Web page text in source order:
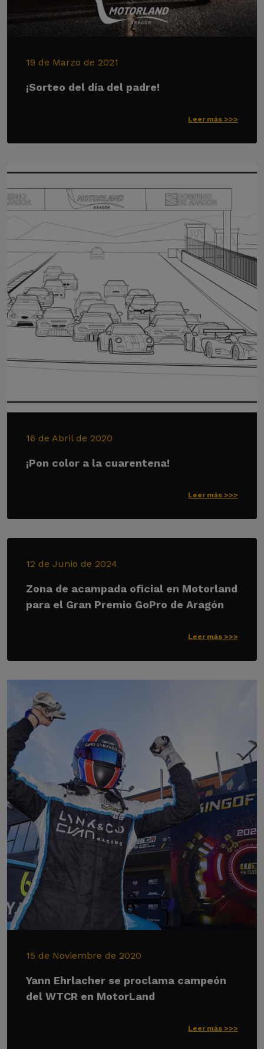
19 de Marzo de 2021
¡Sorteo del día del padre!
Leer más >>>
16 de Abril de 2020
¡Pon color a la cuarentena!
Leer más >>>
12 de Junio de 2024
Zona de acampada oficial en Motorland
para el Gran Premio GoPro de Aragón
Leer más >>>
15 de Noviembre de 2020
Yann Ehrlacher se proclama campeón
del WTCR en MotorLand
Leer más >>>